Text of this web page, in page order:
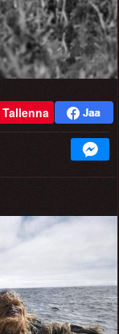
Tallenna